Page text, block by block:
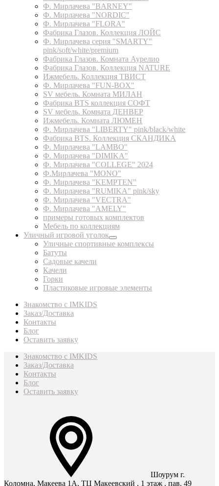
Ф. Мирлачева "BARNEY"
Ф. Мирлачева "NORDIC"
Ф. Мирлачева "FLORA"
Фабрика Глазов. Коллекция ЛОЙС
Ф. Мирлачева серия "SMARTY"
pink/soft/white/premium
Фабрика Глазов. Комната Аурелио
Фабрика Глазов. Коллекция NATURE
Ижмебель. Коллекция ТВИСТ
Ф. Мирлачева "FUN-BOX"
SV мебель. Комната МИЛАН
Фабрика BTS коллекция СОФТ
SV мебель. Комната ДЕНВЕР
Ижмебель. Комната ЛЮМЕН
Ф. Мирлачева "LIBERTY" pink/black/white
Фабрика BTS. Коллекция СКАНДИКА
Ф. Мирлачева "LAMBO"
Ф. Мирлачева "DIMIKA"
Ф. Мирлачева "COLLEGE" 2024
Ф.Мирлачева "MONO"
Ф. Мирлачева "KEMPTEN"
Ф. Мирлачева "RUMIKA" pink/sky
Ф. Мирлачева "VECTRA"
Ф. Мирлачева "AMELY"
примеры готовых комплектов
Мебель по коллекциям
Уличный игровой уголок
Уличные спортивные комплексы
Батуты
Садовые качели
Качели
Горки
Пластиковые игровые элементы
Знакомство с IMKIDS
Заказ/Доставка
Контакты
Блог
Оставить заявку
Знакомство с IMKIDS
Заказ/Доставка
Контакты
Блог
Оставить заявку
Шоурум г.
Коломна, Макеева 1А, ТЦ Макеевский , 1 этаж . пав. 49